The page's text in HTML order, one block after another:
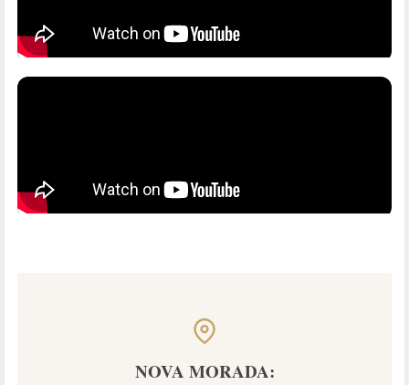
NOVA MORADA: